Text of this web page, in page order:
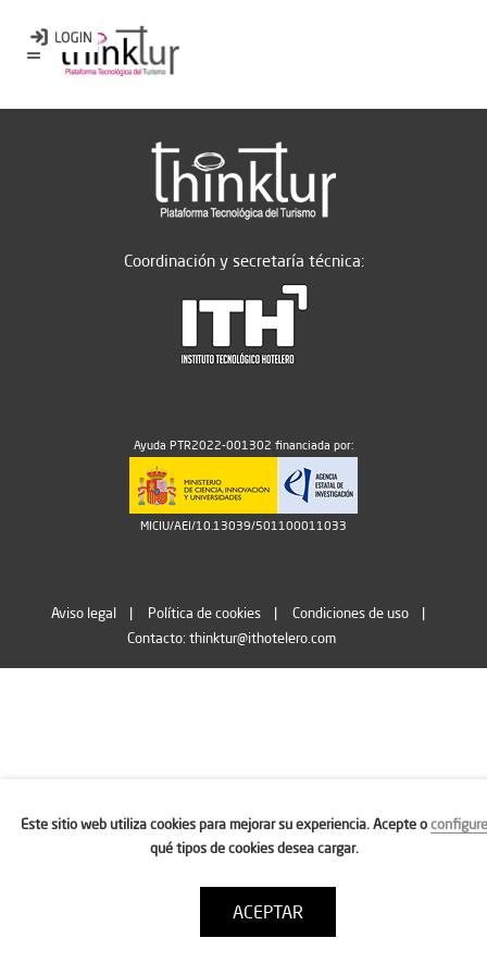
Coordinación y secretaría técnica:
Ayuda PTR2022-001302 financiada por:
MICIU/AEI/10.13039/501100011033
Aviso legal Política de cookies
Condiciones de uso
Contacto: thinktur@ithotelero.com
Este sitio web utiliza cookies para mejorar su experiencia. Acepte oconfigure
qué tipos de cookies desea cargar.
ACEPTAR